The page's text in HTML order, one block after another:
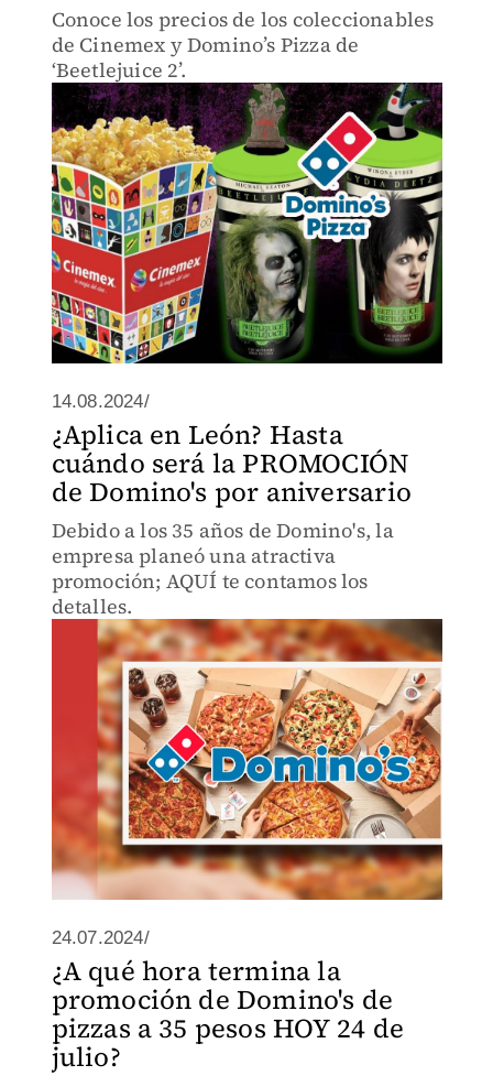
Conoce los precios de los coleccionables
de Cinemex y Domino’s Pizza de
‘Beetlejuice 2’.
14.08.2024/
¿Aplica en León? Hasta
cuándo será la PROMOCIÓN
de Domino's por aniversario
Debido a los 35 años de Domino's, la
empresa planeó una atractiva
promoción; AQUÍ te contamos los
detalles.
24.07.2024/
¿A qué hora termina la
promoción de Domino's de
pizzas a 35 pesos HOY 24 de
julio?